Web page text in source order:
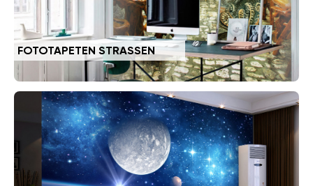
FOTOTAPETEN STRASSEN